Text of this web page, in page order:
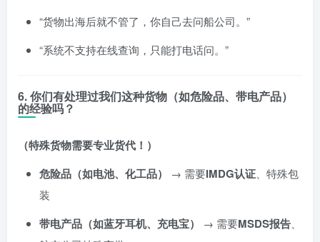
“货物出海后就不管了，你自己去问船公司。”
“系统不支持在线查询，只能打电话问。”
6. 你们有处理过我们这种货物（如危险品、带电产品）
的经验吗？
（特殊货物需要专业货代！）
危险品（如电池、化工品）
→ 需要IMDG认证 、特殊包
装
带电产品（如蓝牙耳机、充电宝） → 需要MSDS报告